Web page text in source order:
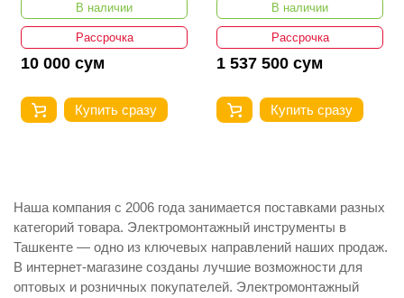
В наличии
Рассрочка
10 000 сум
Купить сразу
В наличии
Рассрочка
1 537 500 сум
Купить сразу
Наша компания с 2006 года занимается поставками разных
категорий товара. Электромонтажный инструменты в
Ташкенте — одно из ключевых направлений наших продаж.
В интернет-магазине созданы лучшие возможности для
оптовых и розничных покупателей. Электромонтажный